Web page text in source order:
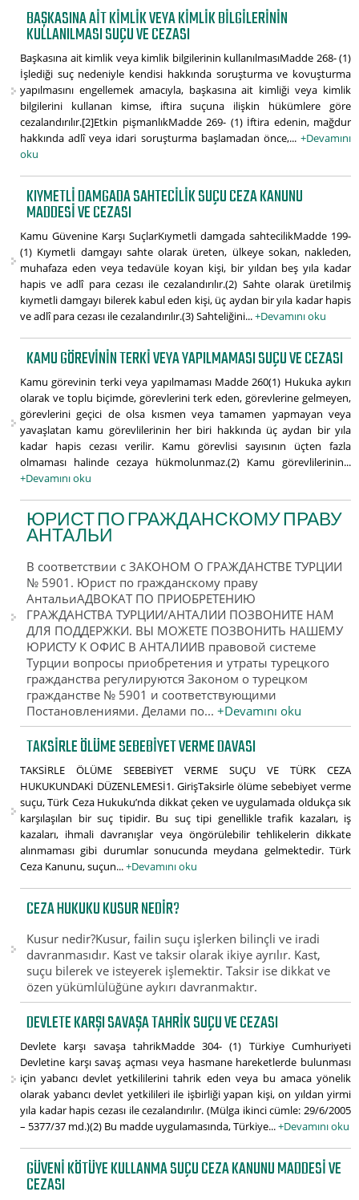
BAŞKASINA AIT KIMLIK VEYA KIMLIK BILGILERININ
KULLANILMASI SUÇU VE CEZASI
Başkasına ait kimlik veya kimlik bilgilerinin kullanılmasıMadde 268- (1)
İşlediği suç nedeniyle kendisi hakkında soruşturma ve kovuşturma
yapılmasını engellemek amacıyla, başkasına ait kimliği veya kimlik
bilgilerini kullanan kimse, iftira suçuna ilişkin hükümlere göre
cezalandırılır.[2]Etkin pişmanlıkMadde 269- (1) İftira edenin, mağdur
hakkında adlî veya idari soruşturma başlamadan önce,... +Devamını
oku
KIYMETLI DAMGADA SAHTECILIK SUÇU CEZA KANUNU
MADDESI VE CEZASI
Kamu Güvenine Karşı SuçlarKıymetli damgada sahtecilikMadde 199-
(1) Kıymetli damgayı sahte olarak üreten, ülkeye sokan, nakleden,
muhafaza eden veya tedavüle koyan kişi, bir yıldan beş yıla kadar
hapis ve adlî para cezası ile cezalandırılır.(2) Sahte olarak üretilmiş
kıymetli damgayı bilerek kabul eden kişi, üç aydan bir yıla kadar hapis
ve adlî para cezası ile cezalandırılır.(3) Sahteliğini...+Devamını oku
KAMU GÖREVININ TERKI VEYA YAPILMAMASI SUÇU VE CEZASI
Kamu görevinin terki veya yapılmaması Madde 260(1) Hukuka aykırı
olarak ve toplu biçimde, görevlerini terk eden, görevlerine gelmeyen,
görevlerini geçici de olsa kısmen veya tamamen yapmayan veya
yavaşlatan kamu görevlilerinin her biri hakkında üç aydan bir yıla
kadar hapis cezası verilir. Kamu görevlisi sayısının üçten fazla
olmaması halinde cezaya hükmolunmaz.(2) Kamu görevlilerinin...
+Devamını oku
ЮРИСТ ПО ГРАЖДАНСКОМУ ПРАВУ
АНТАЛЬИ
В соответствии с ЗАКОНОМ О ГРАЖДАНСТВЕ ТУРЦИИ
№ 5901. Юрист по гражданскому праву
АнтальиАДВОКАТ ПО ПРИОБРЕТЕНИЮ
ГРАЖДАНСТВА ТУРЦИИ/АНТАЛИИ ПОЗВОНИТЕ НАМ
ДЛЯ ПОДДЕРЖКИ. ВЫ МОЖЕТЕ ПОЗВОНИТЬ НАШЕМУ
ЮРИСТУ К ОФИС В АНТАЛИИВ правовой системе
Турции вопросы приобретения и утраты турецкого
гражданства регулируются Законом о турецком
гражданстве № 5901 и соответствующими
Постановлениями. Делами по...+Devamını oku
TAKSIRLE ÖLÜME SEBEBIYET VERME DAVASI
TAKSİRLE ÖLÜME SEBEBİYET VERME SUÇU VE TÜRK CEZA
HUKUKUNDAKİ DÜZENLEMESİ1. GirişTaksirle ölüme sebebiyet verme
suçu, Türk Ceza Hukuku’nda dikkat çeken ve uygulamada oldukça sık
karşılaşılan bir suç tipidir. Bu suç tipi genellikle trafik kazaları, iş
kazaları, ihmali davranışlar veya öngörülebilir tehlikelerin dikkate
alınmaması gibi durumlar sonucunda meydana gelmektedir. Türk
Ceza Kanunu, suçun...+Devamını oku
CEZA HUKUKU KUSUR NEDIR?
Kusur nedir?Kusur, failin suçu işlerken bilinçli ve iradi
davranmasıdır. Kast ve taksir olarak ikiye ayrılır. Kast,
suçu bilerek ve isteyerek işlemektir. Taksir ise dikkat ve
özen yükümlülüğüne aykırı davranmaktır.
DEVLETE KARŞI SAVAŞA TAHRIK SUÇU VE CEZASI
Devlete karşı savaşa tahrikMadde 304- (1) Türkiye Cumhuriyeti
Devletine karşı savaş açması veya hasmane hareketlerde bulunması
için yabancı devlet yetkililerini tahrik eden veya bu amaca yönelik
olarak yabancı devlet yetkilileri ile işbirliği yapan kişi, on yıldan yirmi
yıla kadar hapis cezası ile cezalandırılır. (Mülga ikinci cümle: 29/6/2005
– 5377/37 md.)(2) Bu madde uygulamasında, Türkiye...+Devamını oku
GÜVENI KÖTÜYE KULLANMA SUÇU CEZA KANUNU MADDESI VE
CEZASI